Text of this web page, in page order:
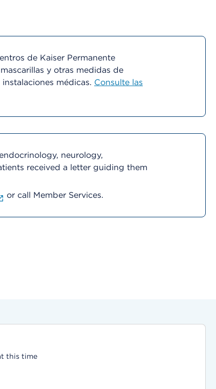
de Kaiser Permanente
y otras medidas de
médicas. Consulte las
neurology,
received a letter guiding them
or call Member Services.
this time